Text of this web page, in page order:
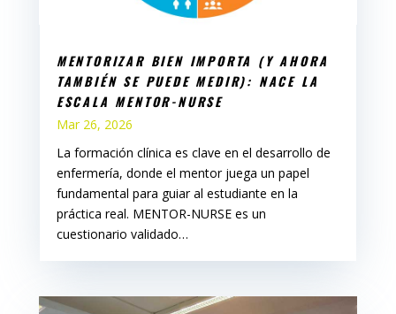
MENTORIZAR BIEN IMPORTA (Y AHORA
TAMBIÉN SE PUEDE MEDIR): NACE LA
ESCALA MENTOR-NURSE
Mar 26, 2026
La formación clínica es clave en el desarrollo de
enfermería, donde el mentor juega un papel
fundamental para guiar al estudiante en la
práctica real. MENTOR-NURSE es un
cuestionario validado…